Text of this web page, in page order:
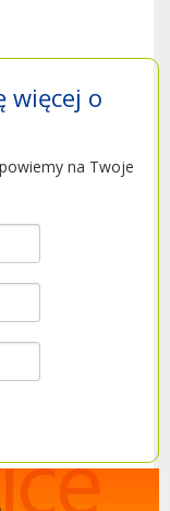
więcej o
na Twoje